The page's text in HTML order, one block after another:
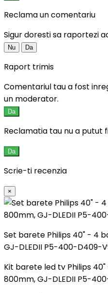
Reclama un comentariu
Sigur doresti sa raportezi
Nu Da
Raport trimis
Comentariul tau a fost
un moderator.
Da
Reclamatia tau nu a putut
Da
Scrie-ti recenzia
×
Set barete Philips 40" - 4
GJ-DLEDII P5-400-D409-
Kit barete led tv Philips
800mm, GJ-DLEDII P5-